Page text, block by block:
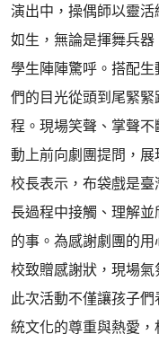
演出中，操偶師以靈
如生，無論是揮舞兵
學生陣陣驚呼。搭配
們的目光從頭到尾緊
程。現場笑聲、掌聲
動上前向劇團提問，展
校長表示，布袋戲是
長過程中接觸、理解
的事。為感謝劇團的
校致贈感謝狀，現場氣
此次活動不僅讓孩子
統文化的尊重與熱愛